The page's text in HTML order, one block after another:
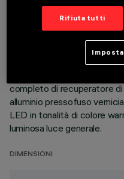
Apparecchio rotondo fisso
LED con tecnologia C.o.B.
completo di recuperatore
alluminio pressofuso
LED in tonalità di colore
luminosa luce generale.
DIMENSIONI
Rifiuta tutti